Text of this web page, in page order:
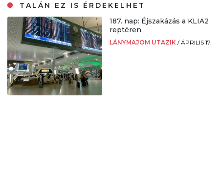
TALÁN EZ IS ÉRDEKELHET
187. nap: Éjszakázás a KLIA2
reptéren
LÁNYMAJOM UTAZIK /ÁPRILIS 17.